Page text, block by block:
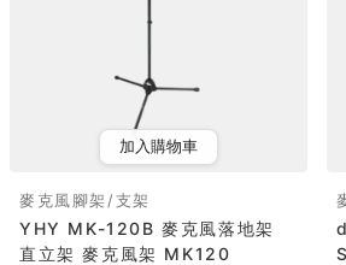
加入購物車
麥克風腳架/支架
YHY MK-120B 麥克風落地架
直立架 麥克風架 MK120